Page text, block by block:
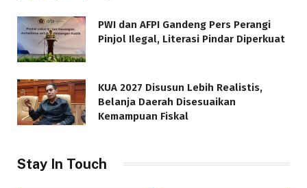
PWI dan AFPI Gandeng Pers Perangi
Pinjol Ilegal, Literasi Pindar Diperkuat
KUA 2027 Disusun Lebih Realistis,
Belanja Daerah Disesuaikan
Kemampuan Fiskal
Stay In Touch